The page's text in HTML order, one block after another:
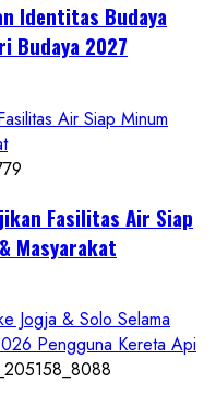
Identitas Budaya
Budaya 2027
Air Siap Minum
Fasilitas Air Siap
Masyarakat
Jogja & Solo Selama
Pengguna Kereta Api